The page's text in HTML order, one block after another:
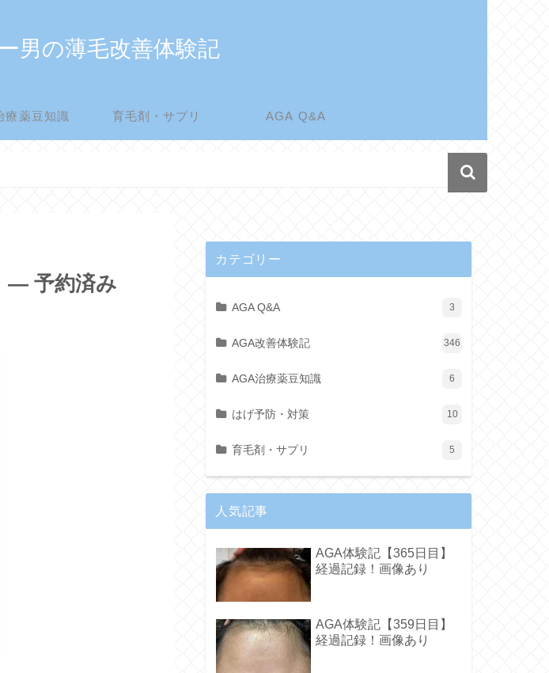
男の薄毛改善体験記
療薬豆知識 育毛剤・サプリ AGA Q&A
— 予約済み
カテゴリー
AGA Q&A 3
AGA改善体験記 346
AGA治療薬豆知識 6
はげ予防・対策 10
育毛剤・サプリ 5
人気記事
AGA体験記【365日目】
経過記録！画像あり
AGA体験記【359日目】
経過記録！画像あり